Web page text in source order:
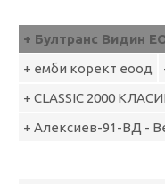
+ Бултранс Видин
+ емби корект еоод
+ CLASSIC 2000
+ Алексиев-91-ВД -